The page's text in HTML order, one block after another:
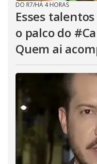
DO R7/HÁ 4 HORAS
Esses
o palco do
Quem ai